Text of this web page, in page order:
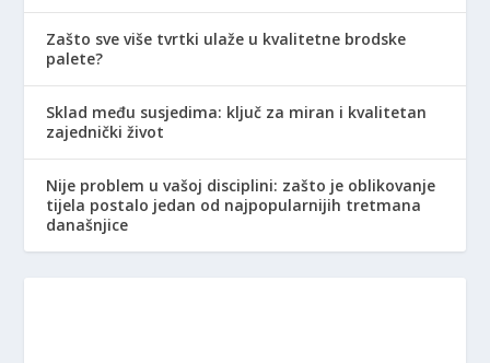
Zašto sve više tvrtki ulaže u kvalitetne brodske
palete?
Sklad među susjedima: ključ za miran i kvalitetan
zajednički život
Nije problem u vašoj disciplini: zašto je oblikovanje
tijela postalo jedan od najpopularnijih tretmana
današnjice